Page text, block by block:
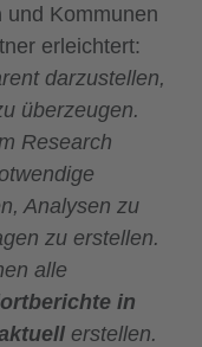
und Kommunen
erleichtert:
darzustellen,
überzeugen.
Research
Analysen zu
zu erstellen.
alle
in
erstellen.